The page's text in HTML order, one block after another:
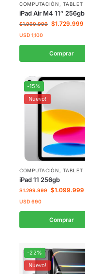
COMPUTACIÓN ,TABLET
iPad Air M4 11″ 256gb
$1.999.999 $1.729.999
USD 1,100
Comprar
-15%
Nuevo!
COMPUTACIÓN ,TABLET
iPad 11 256gb
$1.299.999 $1.099.999
USD 690
Comprar
-22%
Nuevo!